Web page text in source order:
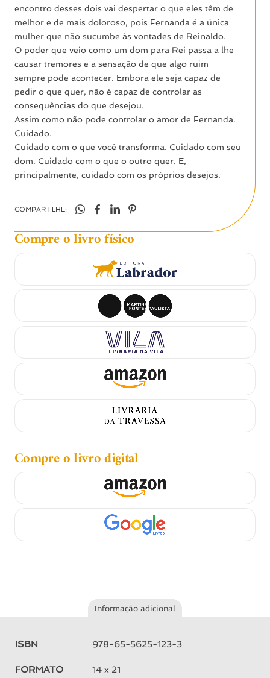
encontro desses dois vai despertar o que eles têm de
melhor e de mais doloroso, pois Fernanda é a única
mulher que não sucumbe às vontades de Reinaldo.
O poder que veio como um dom para Rei passa a lhe
causar tremores e a sensação de que algo ruim
sempre pode acontecer. Embora ele seja capaz de
pedir o que quer, não é capaz de controlar as
consequências do que desejou.
Assim como não pode controlar o amor de Fernanda.
Cuidado.
Cuidado com o que você transforma. Cuidado com seu
dom. Cuidado com o que o outro quer. E,
principalmente, cuidado com os próprios desejos.
COMPARTILHE:
Compre o livro físico
Compre o livro digital
Informação adicional
ISBN 978-65-5625-123-3
FORMATO 14 x 21